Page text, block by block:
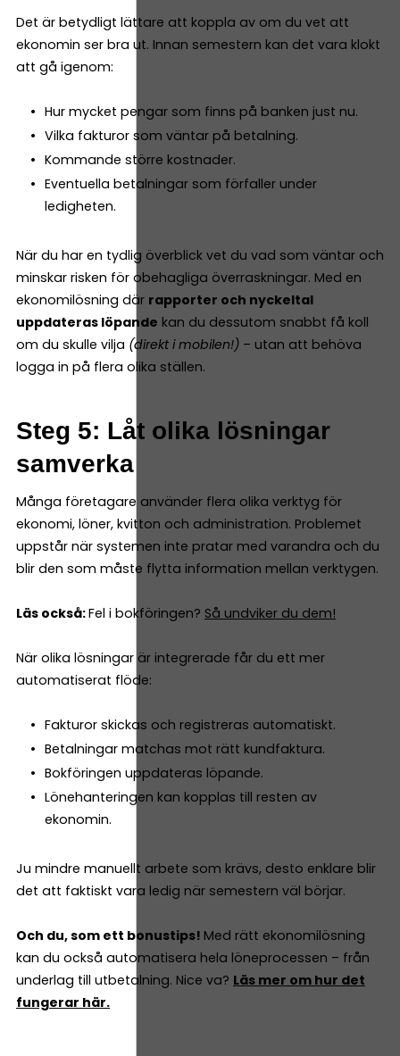
Det är betydligt lättare att koppla av om du vet att
ekonomin ser bra ut. Innan semestern kan det vara klokt
att gå igenom:
Hur mycket pengar som finns på banken just nu.
Vilka fakturor som väntar på betalning.
Kommande större kostnader.
Eventuella betalningar som förfaller under
ledigheten.
När du har en tydlig överblick vet du vad som väntar och
minskar risken för obehagliga överraskningar. Med en
ekonomilösning där rapporter och nyckeltal
uppdateras löpande kan du dessutom snabbt få koll
om du skulle vilja (direkt i mobilen!) – utan att behöva
logga in på flera olika ställen.
Steg 5: Låt olika lösningar
samverka
Många företagare använder flera olika verktyg för
ekonomi, löner, kvitton och administration. Problemet
uppstår när systemen inte pratar med varandra och du
blir den som måste flytta information mellan verktygen.
Läs också:Fel i bokföringen? Så undviker du dem!
När olika lösningar är integrerade får du ett mer
automatiserat flöde:
Fakturor skickas och registreras automatiskt.
Betalningar matchas mot rätt kundfaktura.
Bokföringen uppdateras löpande.
Lönehanteringen kan kopplas till resten av
ekonomin.
Ju mindre manuellt arbete som krävs, desto enklare blir
det att faktiskt vara ledig när semestern väl börjar.
Och du, som ett bonustips! Med rätt ekonomilösning
kan du också automatisera hela löneprocessen – från
underlag till utbetalning. Nice va? Läs mer om hur det
fungerar här.